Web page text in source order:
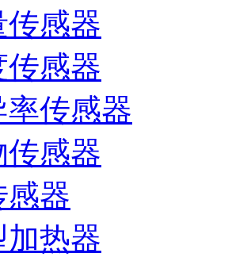
传感器
传感器
率传感器
传感器
感器
加热器